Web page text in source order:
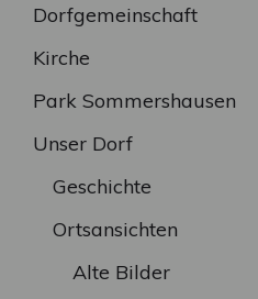
Dorfgemeinschaft
Kirche
Park Sommershausen
Unser Dorf
Geschichte
Ortsansichten
Alte Bilder